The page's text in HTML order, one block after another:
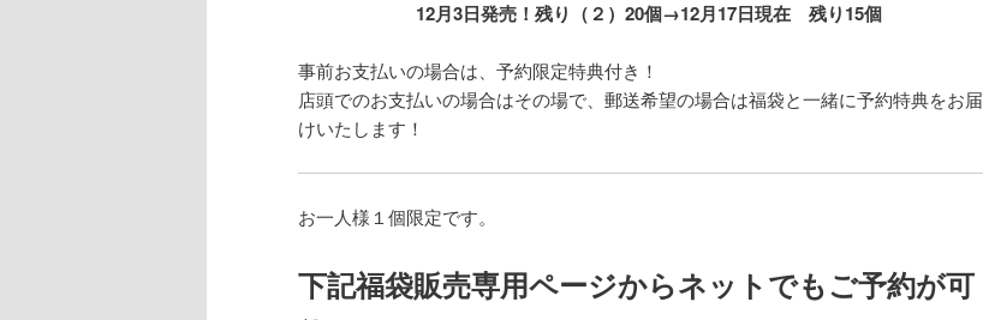
12月3日発売！残り（２）20個→12月17日現在 残り15個
事前お支払いの場合は、予約限定特典付き！
店頭でのお支払いの場合はその場で、郵送希望の場合は福袋と一緒に予約特典をお届
けいたします！
お一人様１個限定です。
下記福袋販売専用ページからネットでもご予約が可